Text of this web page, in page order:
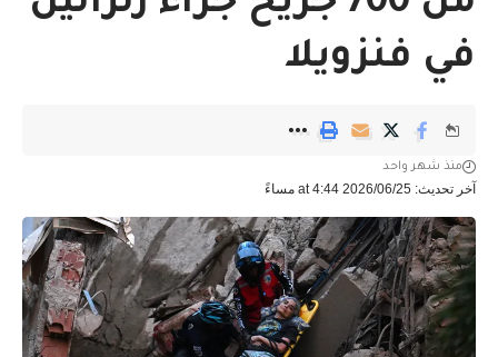
في فنزويلا
آخر تحديث: 2026/06/25 at 4:44 مساءً
منذ شهر واحد